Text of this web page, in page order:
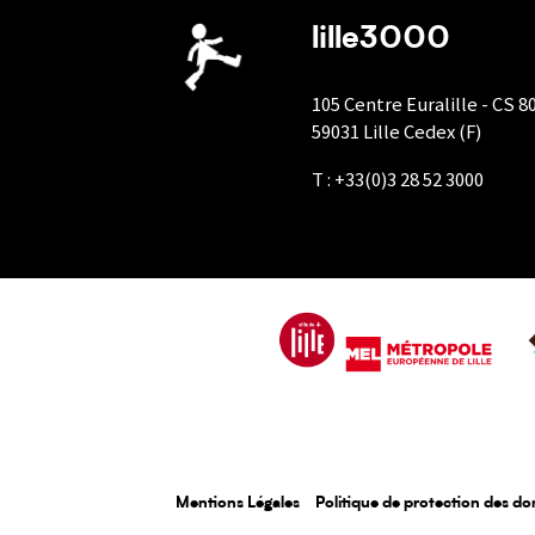
lille3000
105 Centre Euralille - CS
59031 Lille Cedex (F)
T : +33(0)3 28 52 3000
Mentions Légales Politique de protection des